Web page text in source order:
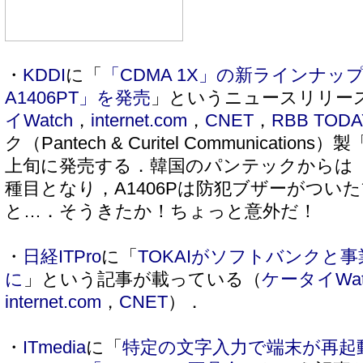
・ KDDIに「
「CDMA 1X」の新ラインナッ
A1406PT」を発売 」というニュースリリ
イWatch ， internet.com ， CNET ， RBB
ク（Pantech & Curitel Communications）製
上旬に発売する．韓国のパンテックからは
種目となり，A1406Pは防犯ブザーがつい
と…．そうきたか！ちょっと意外だ！
・ 日経ITProに「TOKAIがソフトバンクと
に 」という記事が載っている（ケータイ
internet.com ， CNET）．
・ ITmediaに「特定の文字入力で端末が再